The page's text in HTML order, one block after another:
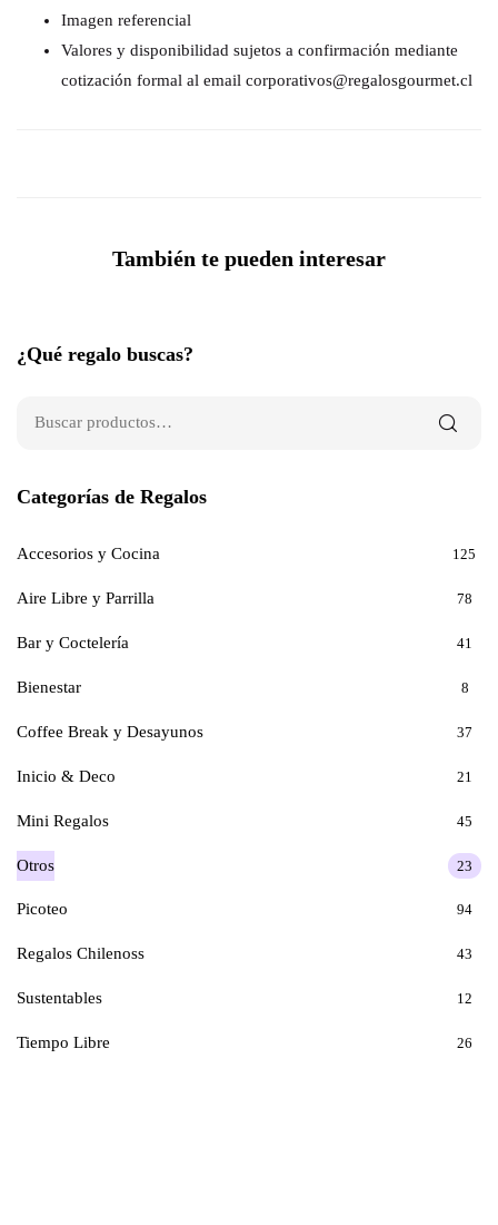
Imagen referencial
Valores y disponibilidad sujetos a confirmación mediante
cotización formal al email corporativos@regalosgourmet.cl
También te pueden interesar
¿Qué regalo buscas?
Categorías de Regalos
Accesorios y Cocina 125
Aire Libre y Parrilla 78
Bar y Coctelería 41
Bienestar 8
Coffee Break y Desayunos 37
Inicio & Deco 21
Mini Regalos 45
Otros 23
Picoteo 94
Regalos Chilenoss 43
Sustentables 12
Tiempo Libre 26